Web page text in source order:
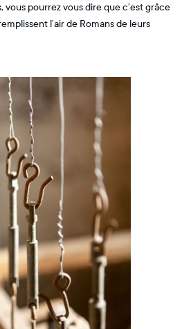
vous pourrez vous dire que c’est grâce
l’air de Romans de leurs